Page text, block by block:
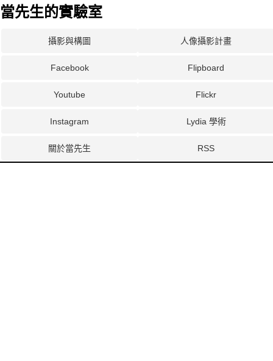
當先生的實驗室
攝影與構圖 人像攝影計畫
Facebook Flipboard
Youtube Flickr
Instagram Lydia 學術
關於當先生 RSS